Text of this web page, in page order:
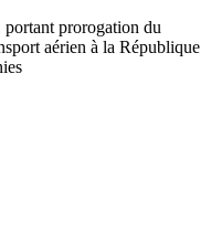
prorogation du
aérien à la République